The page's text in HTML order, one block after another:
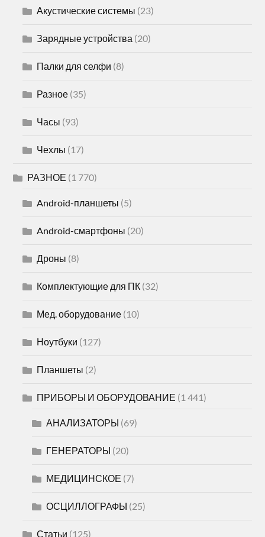
Акустические системы (23)
Зарядные устройства (20)
Палки для селфи (8)
Разное (35)
Часы (93)
Чехлы (17)
РАЗНОЕ (1 770)
Android-планшеты (5)
Android-смартфоны (20)
Дроны (8)
Комплектующие для ПК (32)
Мед. оборудование (10)
Ноутбуки (127)
Планшеты (2)
ПРИБОРЫ И ОБОРУДОВАНИЕ (1 441)
АНАЛИЗАТОРЫ (69)
ГЕНЕРАТОРЫ (20)
МЕДИЦИНСКОЕ (7)
ОСЦИЛЛОГРАФЫ (25)
Статьи (125)